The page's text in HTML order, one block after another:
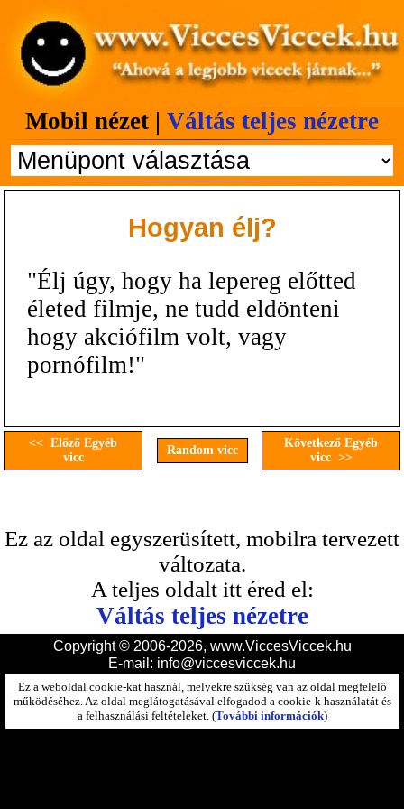
Mobil nézet | Váltás teljes nézetre
Hogyan élj?
"Élj úgy, hogy ha lepereg előtted
életed filmje, ne tudd eldönteni
hogy akciófilm volt, vagy
pornófilm!"
<< Előző Egyéb
vicc
Random vicc
Következő Egyéb
vicc >>
Ez az oldal egyszerüsített, mobilra tervezett
változata.
A teljes oldalt itt éred el:
Váltás teljes nézetre
Copyright © 2006-2026, www.ViccesViccek.hu
E-mail: info@viccesviccek.hu
Ez a weboldal cookie-kat használ, melyekre szükség van az oldal megfelelő
működéséhez. Az oldal meglátogatásával elfogadod a cookie-k használatát és
a felhasználási feltételeket. (További információk)